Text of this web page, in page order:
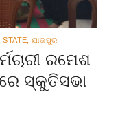
STATE ଯାଜପୁର
ରମେଶ
ସ୍କୁତିସଭା